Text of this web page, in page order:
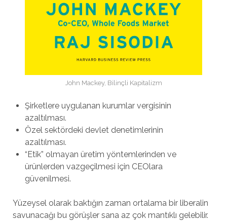
John Mackey, Bilinçli Kapitalizm
Şirketlere uygulanan kurumlar vergisinin
azaltılması.
Özel sektördeki devlet denetimlerinin
azaltılması.
“Etik” olmayan üretim yöntemlerinden ve
ürünlerden vazgeçilmesi için CEOlara
güvenilmesi.
Yüzeysel olarak baktığın zaman ortalama bir liberalin
savunacağı bu görüşler sana az çok mantıklı gelebilir.